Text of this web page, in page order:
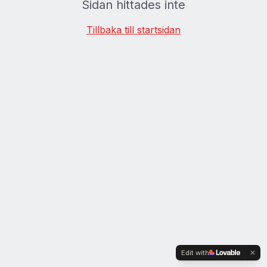
Sidan hittades inte
Tillbaka till startsidan
Edit with